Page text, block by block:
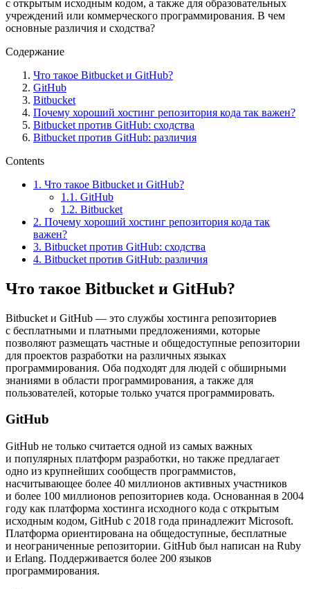
с открытым исходным кодом, а также для образовательных
учреждений или коммерческого программирования. В чем
основные различия и сходства?
Содержание
Что такое Bitbucket и GitHub?
GitHub
Bitbucket
Почему хороший хостинг репозитория кода так важен?
Bitbucket против GitHub: сходства
Bitbucket против GitHub: различия
Contents
1. Что такое Bitbucket и GitHub?
1.1. GitHub
1.2. Bitbucket
2. Почему хороший хостинг репозитория кода так
важен?
3. Bitbucket против GitHub: сходства
4. Bitbucket против GitHub: различия
Что такое Bitbucket и GitHub?
Bitbucket и GitHub — это службы хостинга репозиториев
с бесплатными и платными предложениями, которые
позволяют размещать частные и общедоступные репозитории
для проектов разработки на различных языках
программирования. Оба подходят для людей с обширными
знаниями в области программирования, а также для
пользователей, которые только учатся программировать.
GitHub
GitHub не только считается одной из самых важных
и популярных платформ разработки, но также предлагает
одно из крупнейших сообществ программистов,
насчитывающее более 40 миллионов активных участников
и более 100 миллионов репозиториев кода. Основанная в 2004
году как платформа хостинга исходного кода с открытым
исходным кодом, GitHub с 2018 года принадлежит Microsoft.
Платформа ориентирована на общедоступные, бесплатные
и неограниченные репозитории. GitHub был написан на Ruby
и Erlang. Поддерживается более 200 языков
программирования.